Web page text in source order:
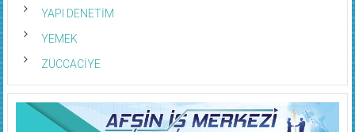
YAPI DENETİM
YEMEK
ZÜCCACİYE